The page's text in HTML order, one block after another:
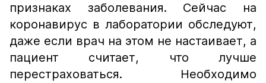
признаках заболевания. Сейчас на
коронавирус в лаборатории обследуют,
даже если врач на этом не настаивает, а
пациент считает, что лучше
перестраховаться. Необходимо